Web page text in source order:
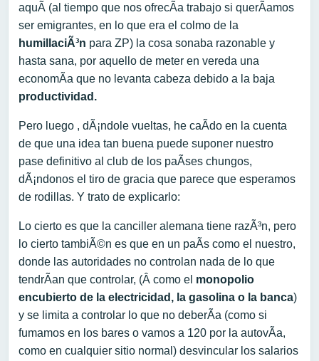
aquÃ­ (al tiempo que nos ofrecÃ­a trabajo si querÃ­amos
ser emigrantes, en lo que era el colmo de la
humillaciÃ³n para ZP) la cosa sonaba razonable y
hasta sana, por aquello de meter en vereda una
economÃ­a que no levanta cabeza debido a la baja
productividad.
Pero luego , dÃ¡ndole vueltas, he caÃ­do en la cuenta
de que una idea tan buena puede suponer nuestro
pase definitivo al club de los paÃ­ses chungos,
dÃ¡ndonos el tiro de gracia que parece que esperamos
de rodillas. Y trato de explicarlo:
Lo cierto es que la canciller alemana tiene razÃ³n, pero
lo cierto tambiÃ©n es que en un paÃ­s como el nuestro,
donde las autoridades no controlan nada de lo que
tendrÃ­an que controlar, (Â como el monopolio
encubierto de la electricidad, la gasolina o la banca)
y se limita a controlar lo que no deberÃ­a (como si
fumamos en los bares o vamos a 120 por la autovÃ­a,
como en cualquier sitio normal) desvincular los salarios